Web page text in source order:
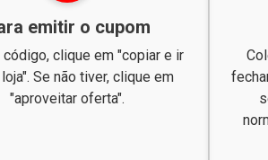
emitir o cupom
clique em "copiar e ir
Se não tiver, clique em
"aproveitar oferta".